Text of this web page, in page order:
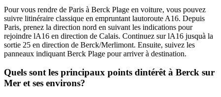
Pour vous rendre de Paris à Berck Plage en voiture, vous pouvez
suivre litinéraire classique en empruntant lautoroute A16. Depuis
Paris, prenez la direction nord en suivant les indications pour
rejoindre lA16 en direction de Calais. Continuez sur lA16 jusquà la
sortie 25 en direction de Berck/Merlimont. Ensuite, suivez les
panneaux indiquant Berck Plage pour arriver à destination.
Quels sont les principaux points dintérêt à Berck sur
Mer et ses environs?